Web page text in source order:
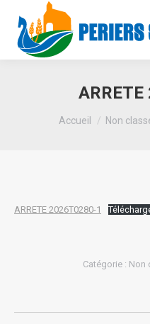
Vous êtes ici :
Accueil Non
ARRETE 2026T0280-1
Catégorie : Non